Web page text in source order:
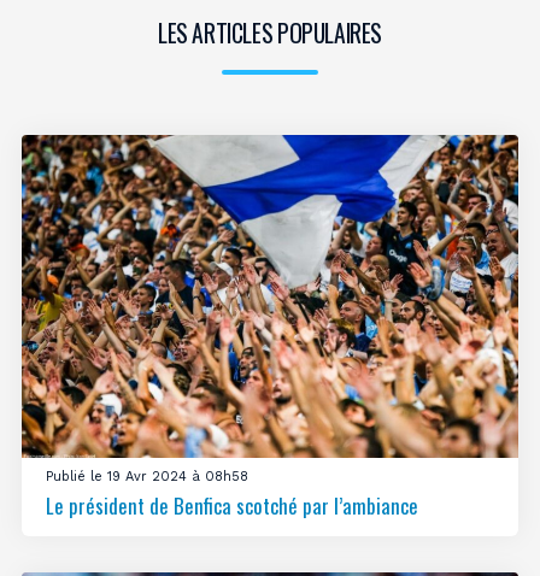
LES ARTICLES POPULAIRES
Publié le 19 Avr 2024 à 08h58
Le président de Benfica scotché par l’ambiance